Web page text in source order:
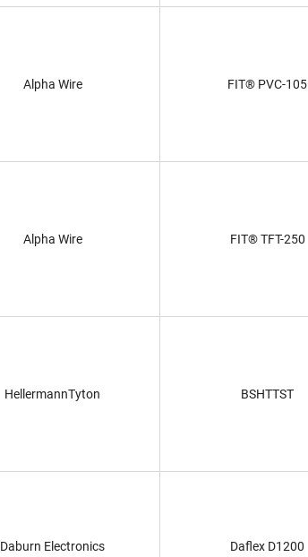
Alpha Wire FIT® PVC-105
Alpha Wire FIT® TFT-250
HellermannTyton BSHTTST
Daburn Electronics Daflex D1200